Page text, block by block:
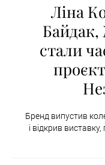
Ліна
стали
Бренд випустив
і відкрив